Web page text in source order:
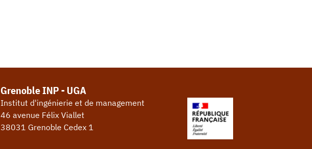
Grenoble INP - UGA
Institut d'ingénierie et de management
46 avenue Félix Viallet
38031 Grenoble Cedex 1